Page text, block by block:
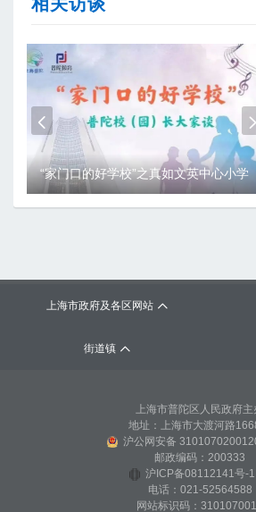
上海市政府及各区网站
街道镇
上海市普陀区人民政府主
地址：上海市大渡河路
沪公网安备
邮政编码：200333
沪ICP备08112141号-1
电话：021-52564588
网站标识码：